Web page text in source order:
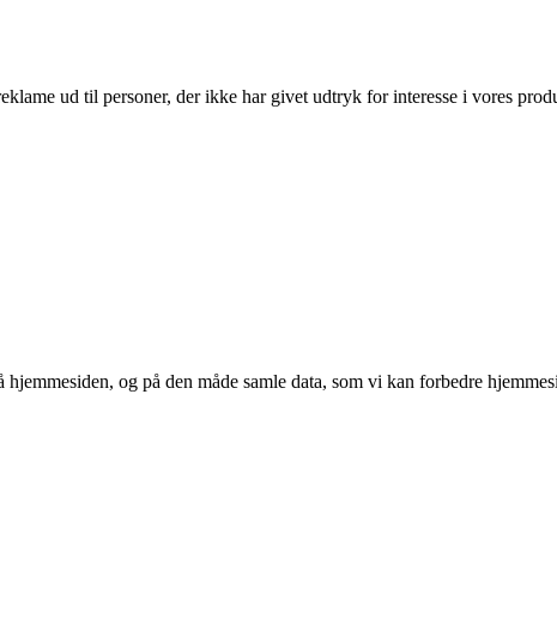
ud til personer, der ikke har givet udtryk for interesse i vores
og på den måde samle data, som vi kan forbedre